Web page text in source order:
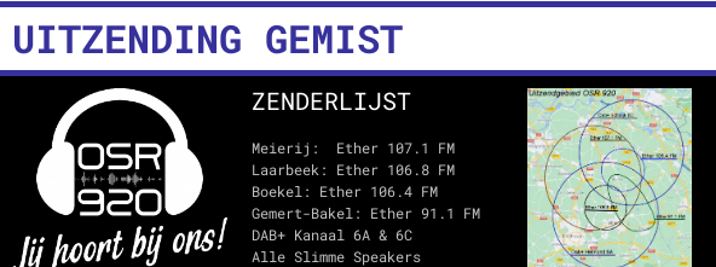
UITZENDING GEMIST
ZENDERLIJST
Meierij: Ether 107.1 FM
Laarbeek: Ether 106.8 FM
Boekel: Ether 106.4 FM
Gemert-Bakel: Ether 91.1 FM
DAB+ Kanaal 6A & 6C
Alle Slimme Speakers